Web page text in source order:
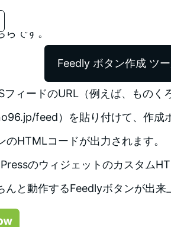
です。
Feedly ボタン作成 ツ
フィードのURL（例えば、ものく
feed）を貼り付けて、作成
のHTMLコードが出力されます。
のウィジェットのカスタム
んと動作するFeedlyボタンが出来